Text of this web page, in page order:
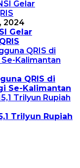
2024
Gelar
QRIS di
Se-Kalimantan
Trilyun Rupiah